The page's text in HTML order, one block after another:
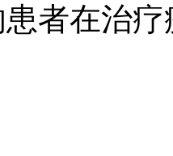
者在治